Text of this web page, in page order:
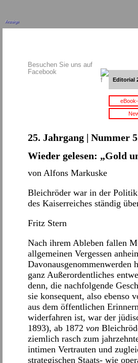
Anzeige
Besuchen Sie uns auf
Facebook
Editorial
25. Jahrgang | Nummer
Wieder gelesen: „Gold
von Alfons Markuske
Bleichröder war in der Politik
des Kaiserreiches ständig
Fritz Stern
Nach ihrem Ableben fallen
allgemeinen Vergessen
ganz Außerordentliches
denn, die nachfolgende
sie konsequent, also ebenso
aus dem öffentlichen
widerfahren ist, war der
1893), ab 1872 von
ziemlich rasch zum
intimen Vertrauten und
strategischen Staats- wie